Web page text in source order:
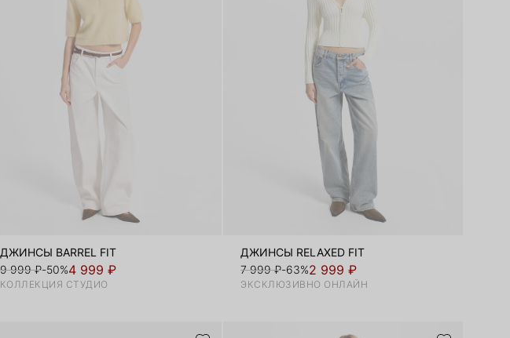
ДЖИНСЫ BARREL FIT
9 999 ₽-50%4 999 ₽
КОЛЛЕКЦИЯ СТУДИО
ДЖИНСЫ RELAXED FIT
7 999 ₽-63%2 999 ₽
ЭКСКЛЮЗИВНО ОНЛАЙН